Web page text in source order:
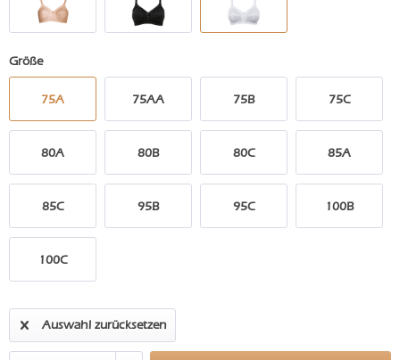
Größe
75A 75AA 75B 75C
80A 80B 80C 85A
85C 95B 95C 100B
100C
Auswahl zurücksetzen